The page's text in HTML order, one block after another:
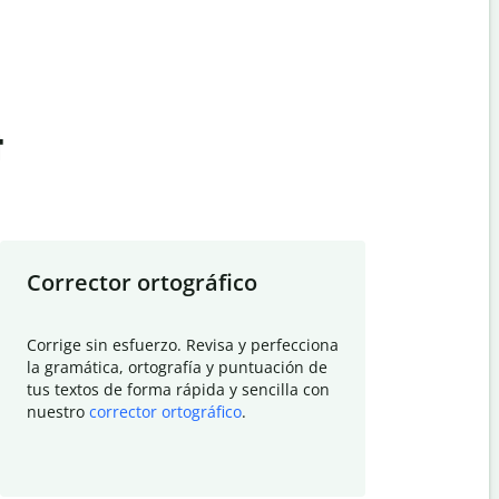
Corrector ortográfico
Corrige sin esfuerzo. Revisa y perfecciona
la gramática, ortografía y puntuación de
tus textos de forma rápida y sencilla con
nuestro corrector ortográfico.